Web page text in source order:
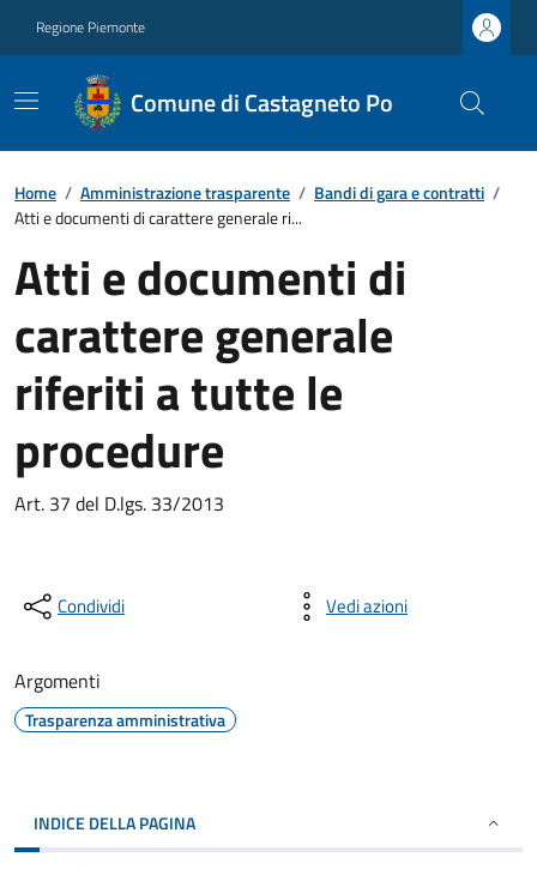
Regione Piemonte
Comune di Castagneto Po
Home / Amministrazione trasparente / Bandi di gara e contratti /
Atti e documenti di carattere generale ri...
Atti e documenti di
carattere generale
riferiti a tutte le
procedure
Art. 37 del D.lgs. 33/2013
Condividi Vedi azioni
Argomenti
Trasparenza amministrativa
INDICE DELLA PAGINA